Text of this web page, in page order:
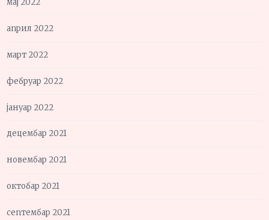
мај 2022
април 2022
март 2022
фебруар 2022
јануар 2022
децембар 2021
новембар 2021
октобар 2021
септембар 2021